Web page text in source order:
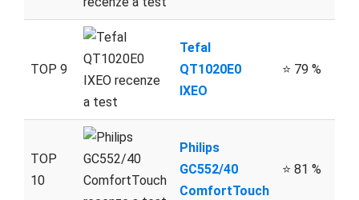
TOP 9
Tefal
QT1020E0
IXEO
⭐ 79 %
TOP
10
Philips
GC552/40
ComfortTouch
⭐ 81 %